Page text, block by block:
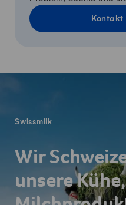
Kontakt
Swissmilk
Wir
unsere